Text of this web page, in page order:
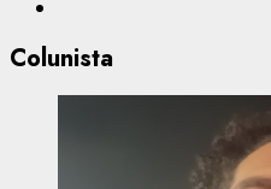
Colunista